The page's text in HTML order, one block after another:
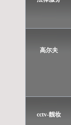
高尔夫
cctv-靓妆